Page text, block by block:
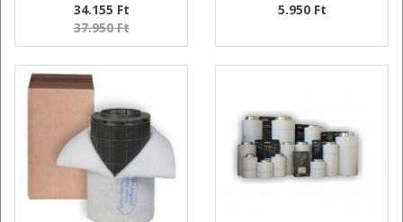
34.155 Ft
37.950 Ft
5.950 Ft